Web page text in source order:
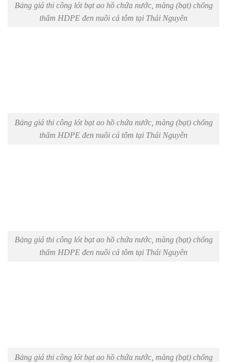
Bảng giá thi công lót bạt ao hồ chứa nước, màng (bạt) chống
thấm HDPE đen nuôi cá tôm tại Thái Nguyên
Bảng giá thi công lót bạt ao hồ chứa nước, màng (bạt) chống
thấm HDPE đen nuôi cá tôm tại Thái Nguyên
Bảng giá thi công lót bạt ao hồ chứa nước, màng (bạt) chống
thấm HDPE đen nuôi cá tôm tại Thái Nguyên
Bảng giá thi công lót bạt ao hồ chứa nước, màng (bạt) chống